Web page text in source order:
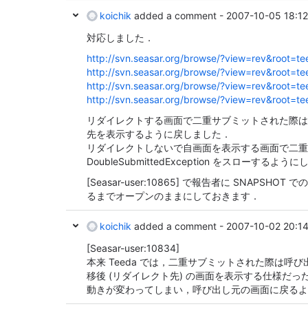
koichik added a comment - 2007-10-05 18:12
対応しました．
http://svn.seasar.org/browse/
http://svn.seasar.org/browse/
http://svn.seasar.org/browse/
http://svn.seasar.org/browse/
リダイレクトする画面で二重サブミットされた際
先を表示するように戻しました．
リダイレクトしないで自画面を表示する画面で二
DoubleSubmittedException をスローするように
[Seasar-user:10865] で報告者に SNAPSHOT で
るまでオープンのままにしておきます．
koichik added a comment - 2007-10-02 20:14
[Seasar-user:10834]
本来 Teeda では，二重サブミットされた際は呼び
移後 (リダイレクト先) の画面を表示する仕様だっ
動きが変わってしまい，呼び出し元の画面に戻る